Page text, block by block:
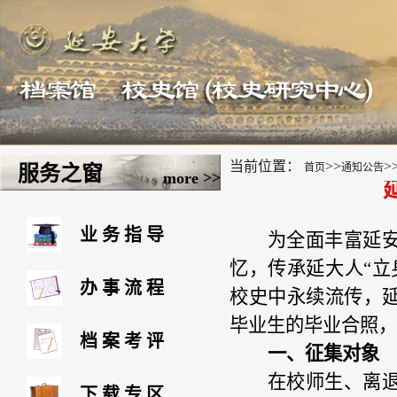
服务之窗 more >>
业务指导
办事流程
档案考评
当前位置： 首页>>通知公告
为全面丰富延
忆，传承延大人“
校史中永续流传，
毕业生的毕业合照
一、 征集对象
在校师生、离